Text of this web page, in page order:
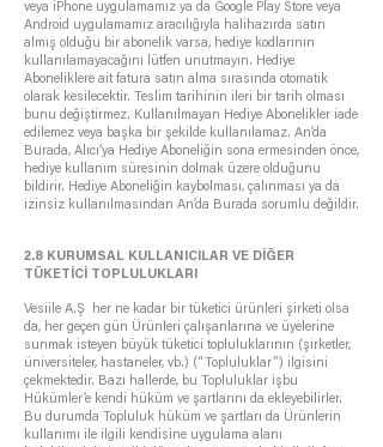
veya iPhone uygulamamız ya da Google Play Store veya
Android uygulamamız aracılığıyla halihazırda satın
almış olduğu bir abonelik varsa, hediye kodlarının
kullanılamayacağını lütfen unutmayın. Hediye
Aboneliklere ait fatura satın alma sırasında otomatik
olarak kesilecektir. Teslim tarihinin ileri bir tarih olması
bunu değiştirmez. Kullanılmayan Hediye Abonelikler iade
edilemez veya başka bir şekilde kullanılamaz. An’da
Burada, Alıcı’ya Hediye Aboneliğin sona ermesinden önce,
hediye kullanım süresinin dolmak üzere olduğunu
bildirir. Hediye Aboneliğin kaybolması, çalınması ya da
izinsiz kullanılmasından An’da Burada sorumlu değildir.
2.8 KURUMSAL KULLANICILAR VE DİĞER
TÜKETİCİ TOPLULUKLARI
Vesiile A.Ş her ne kadar bir tüketici ürünleri şirketi olsa
da, her geçen gün Ürünleri çalışanlarına ve üyelerine
sunmak isteyen büyük tüketici topluluklarının (şirketler,
üniversiteler, hastaneler, vb.) (“Topluluklar”) ilgisini
çekmektedir. Bazı hallerde, bu Topluluklar işbu
Hükümler’e kendi hüküm ve şartlarını da ekleyebilirler.
Bu durumda Topluluk hüküm ve şartları da Ürünlerin
kullanımı ile ilgili kendisine uygulama alanı